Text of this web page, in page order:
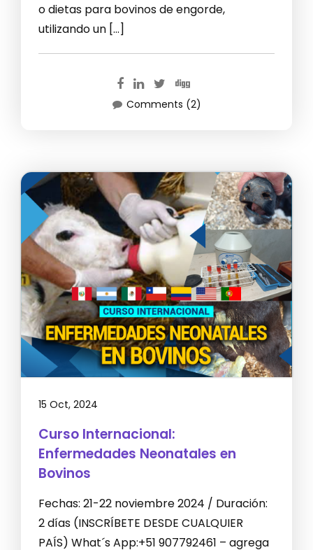
o dietas para bovinos de engorde,
utilizando un […]
Comments (2)
15 Oct, 2024
Curso Internacional:
Enfermedades Neonatales en
Bovinos
Fechas: 21-22 noviembre 2024 / Duración:
2 días (INSCRÍBETE DESDE CUALQUIER
PAÍS) What´s App:+51 907792461 – agrega